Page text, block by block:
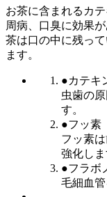
お茶に含まれるカ
周病、口臭に効果
茶は口の中に残っ
ます。
●カテキ
虫歯の
す。
●フッ素
フッ素
強化しま
●フラボ
毛細血